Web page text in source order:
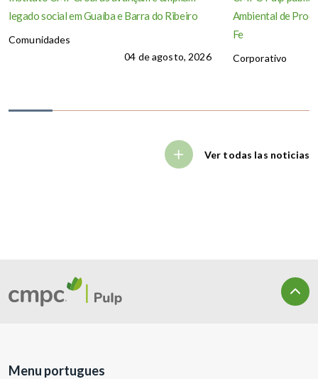
legado social em Guaíba e Barra do Ribeiro
Comunidades
04 de agosto, 2026
Ambiental de
Fe
Corporativo
Ver todas las noticias
Menu portugues